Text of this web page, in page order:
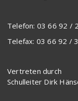
Telefon: 03 66 92 /
Telefax: 03 66 92 /
Vertreten durch
Schulleiter Dirk